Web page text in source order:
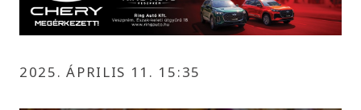
2025. ÁPRILIS 11. 15:35